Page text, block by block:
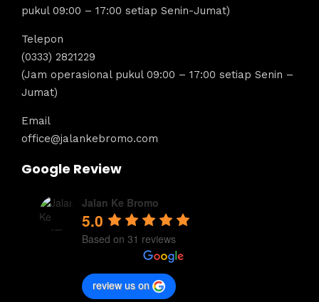
pukul 09:00 – 17:00 setiap Senin-Jumat)
Telepon
(0333) 2821229
(Jam operasional pukul 09:00 – 17:00 setiap Senin –
Jumat)
Email
office@jalankebromo.com
Google Review
Jalan Ke Bromo
5.0
Based on 31 reviews
review us on